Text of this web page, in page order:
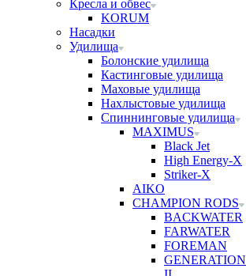
Кресла и обвес
KORUM
Насадки
Удилища
Болонские удилища
Кастинговые удилища
Маховые удилища
Нахлыстовые удилища
Спиннинговые удилища
MAXIMUS
Black Jet
High Energy-X
Striker-X
AIKO
CHAMPION RODS
BACKWATER
FARWATER
FOREMAN
GENERATION